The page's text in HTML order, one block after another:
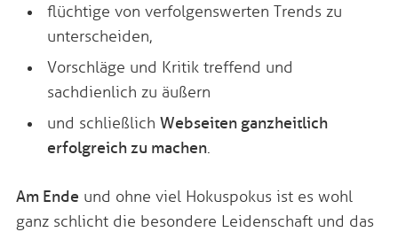
flüchtige von verfolgenswerten Trends zu
unterscheiden,
Vorschläge und Kritik treffend und
sachdienlich zu äußern
und schließlich Webseiten ganzheitlich
erfolgreich zu machen.
Am Ende und ohne viel Hokuspokus ist es wohl
ganz schlicht die besondere Leidenschaft und das